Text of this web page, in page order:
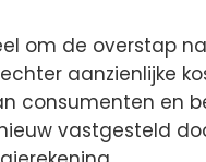
om de overstap
aanzienlijke
consumenten en
vastgesteld